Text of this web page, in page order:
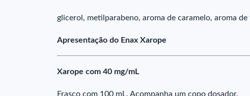
glicerol, metilparabeno, aroma de caramelo, aroma de
Apresentação do Enax Xarope
Xarope com 40 mg/mL
Frasco com 100 mL. Acompanha um copo dosador.